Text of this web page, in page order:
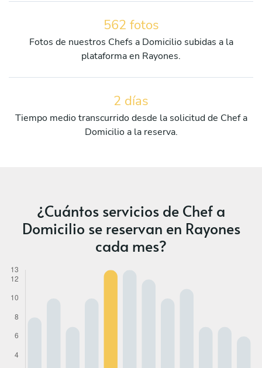
562 fotos
Fotos de nuestros Chefs a Domicilio subidas a la
plataforma en Rayones.
2 días
Tiempo medio transcurrido desde la solicitud de Chef a
Domicilio a la reserva.
¿Cuántos servicios de Chef a
Domicilio se reservan en Rayones
cada mes?